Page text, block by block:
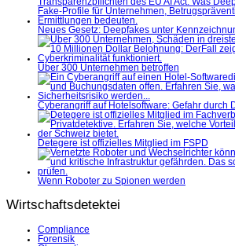
Neues Gesetz: Deepfakes unter
Über 300 Unternehmen betroffen
Cyberangriff auf Hotelsoftware: Gefahr durch
Detegere ist offizielles Mitglied im FSPD
Wenn Roboter zu Spionen werden
Wirtschaftsdetektei
Compliance
Forensik